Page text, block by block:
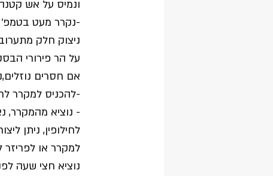
ונמיס על אש
-נקרר מעט בטמפ׳
ניצוק חלק
על הר פירורי
אם חסרים
-להכניס למקרר
- נוציא מהמקרר,
לחילופין, ניתן
למקרר או
נוציא חצי שעה